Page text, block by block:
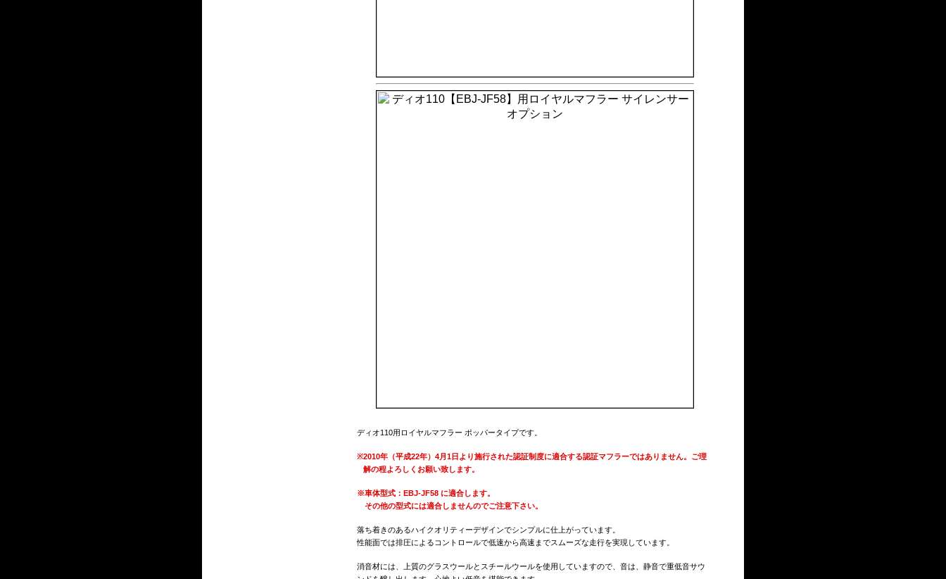
ディオ110用ロイヤルマフラー ポッパータイプです。
※2010年（平成22年）4月1日より施行された認証制度に適合する認証マフラーではありません。ご理
解の程よろしくお願い致します。
※車体型式：EBJ-JF58 に適合します。
その他の型式には適合しませんのでご注意下さい。
落ち着きのあるハイクオリティーデザインでシンプルに仕上がっています。
性能面では排圧によるコントロールで低速から高速までスムーズな走行を実現しています。
消音材には、上質のグラスウールとスチールウールを使用していますので、音は、静音で重低音サウ